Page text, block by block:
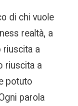
di chi vuole
realtà, a
riuscita a
riuscita a
potuto
parola